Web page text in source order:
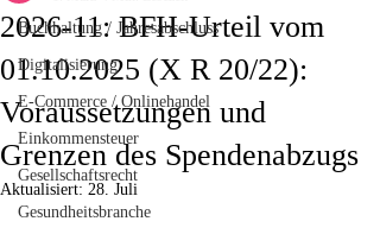
Buchhaltung / Jahresabschluss
Digitalisierung
E-Commerce / Onlinehandel
Einkommensteuer
Gesellschaftsrecht
Gesundheitsbranche
2026-11: BFH-Urteil vom
01.10.2025 (X R 20/22):
Voraussetzungen und
Grenzen des Spendenabzugs
Aktualisiert: 28. Juli